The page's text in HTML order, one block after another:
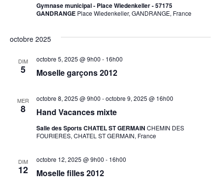
Gymnase municipal - Place Wiedenkeller - 57175
GANDRANGE Place Wiedenkeller, GANDRANGE, France
octobre 2025
DIM
5 Moselle garçons 2012
octobre 5, 2025 @ 9h00 - 16h00
MER
8 Hand Vacances mixte
octobre 8, 2025 @ 9h00 -octobre 9, 2025 @ 16h00
Salle des Sports CHATEL ST GERMAIN CHEMIN DES
FOURIERES, CHATEL ST GERMAIN, France
DIM
12 Moselle filles 2012
octobre 12, 2025 @ 9h00 - 16h00